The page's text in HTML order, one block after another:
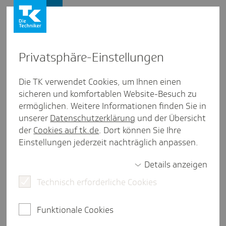
Pionier­geist muss #Chef­insache
sein
Artikel aus Meck­len­burg-Vorpom­mern
In der aktuelle #Chefinsache skizziert Manon
Gesundheitsversorgung in Mecklenburg-
Presse und Politik Krankenhausversorgung
Privat­sphäre-Einstel­lungen
Die TK verwendet Cookies, um Ihnen einen
sicheren und komfortablen Website-Besuch zu
ermöglichen. Weitere Informationen finden Sie in
unserer Datenschutzerklärung und der Übersicht
der Cookies auf tk.de. Dort können Sie Ihre
Einstellungen jederzeit nachträglich anpassen.
Details anzeigen
Technisch erforderliche Cookies
Funktionale Cookies